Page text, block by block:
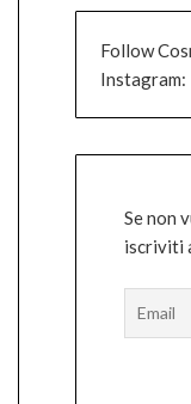
Follow
Instagram:
Se non
iscriviti